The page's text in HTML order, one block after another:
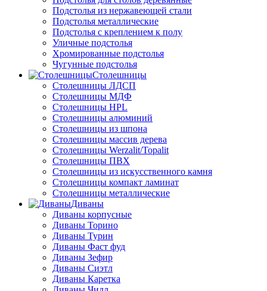
Подстолья из нержавеющей стали
Подстолья металлические
Подстолья с креплением к полу
Уличные подстолья
Хромированные подстолья
Чугунные подстолья
Столешницы
Столешницы ЛДСП
Столешницы МДФ
Столешницы HPL
Столешницы алюминий
Столешницы из шпона
Столешницы массив дерева
Столешницы Werzalit/Topalit
Столешницы ПВХ
Столешницы из искусственного камня
Столешницы компакт ламинат
Столешницы металлические
Диваны
Диваны корпусные
Диваны Торино
Диваны Турин
Диваны Фаст фуд
Диваны Зефир
Диваны Сиэтл
Диваны Каретка